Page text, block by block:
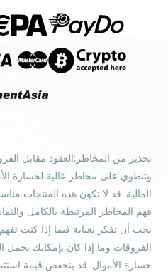
وتنطوي على مخاطر عالية لخسارة
المالية. قد لا تكون هذه المنتجات
فهم المخاطر المرتبطة بالكامل
يجب أن تفكر بعناية فيما إذا كنت
الفروقات وما إذا كان بإمكانك تحمل
خسارة الأموال. قد ينخفض قيمة